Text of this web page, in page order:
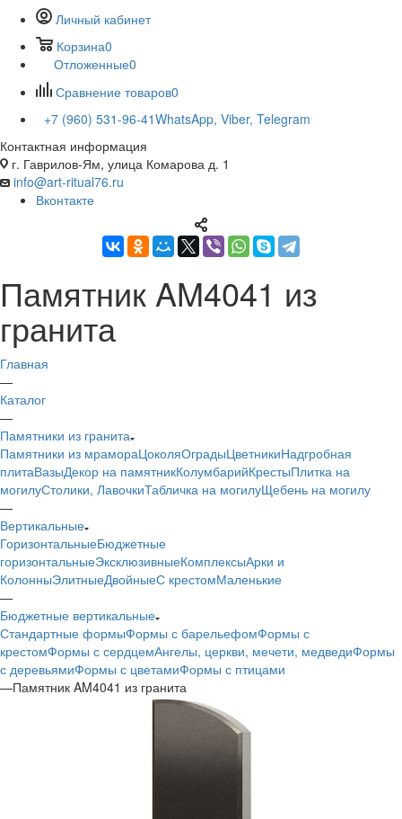
Личный кабинет
Корзина0
Отложенные0
Сравнение товаров0
+7 (960) 531-96-41WhatsApp, Viber, Telegram
Контактная информация
г. Гаврилов-Ям, улица Комарова д. 1
info@art-ritual76.ru
Вконтакте
Памятник AM4041 из
гранита
Главная
—
Каталог
—
Памятники из гранита
Памятники из мрамораЦоколяОградыЦветникиНадгробная
плитаВазыДекор на памятникКолумбарийКрестыПлитка на
могилуСтолики, ЛавочкиТабличка на могилуЩебень на могилу
—
Вертикальные
ГоризонтальныеБюджетные
горизонтальныеЭксклюзивныеКомплексыАрки и
КолонныЭлитныеДвойныеС крестомМаленькие
—
Бюджетные вертикальные
Стандартные формыФормы с барельефомФормы с
крестомФормы с сердцемАнгелы, церкви, мечети, медведиФормы
с деревьямиФормы с цветамиФормы с птицами
—Памятник AM4041 из гранита